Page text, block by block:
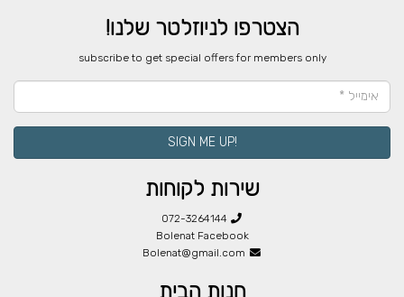
הצטרפו לניוזלטר שלנו!
​subscribe to get special offers for members only
!SIGN ME UP
שירות לקוחות
072-3264144
Bolenat Facebook
Bolenat@gmail.com
חנות הבית